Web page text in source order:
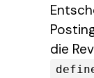
die